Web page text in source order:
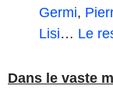
Germi,
Lisi… Le
Dans le vaste